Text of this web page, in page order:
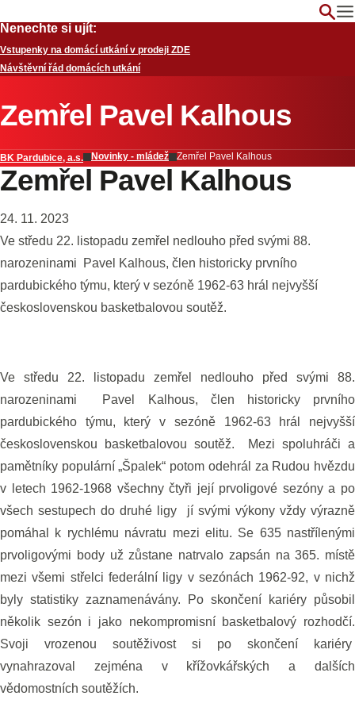
Nenechte si ujít:
Vstupenky na domácí utkání v prodeji ZDE
Návštěvní řád domácích utkání
Zemřel Pavel Kalhous
BK Pardubice, a.s. Novinky - mládež Zemřel Pavel Kalhous
Zemřel Pavel Kalhous
24. 11. 2023
Ve středu 22. listopadu zemřel nedlouho před svými 88.
narozeninami Pavel Kalhous, člen historicky prvního
pardubického týmu, který v sezóně 1962-63 hrál nejvyšší
československou basketbalovou soutěž.
Ve středu 22. listopadu zemřel nedlouho před svými 88.
narozeninami Pavel Kalhous, člen historicky prvního
pardubického týmu, který v sezóně 1962-63 hrál nejvyšší
československou basketbalovou soutěž. Mezi spoluhráči a
pamětníky populární „Špalek“ potom odehrál za Rudou hvězdu
v letech 1962-1968 všechny čtyři její prvoligové sezóny a po
všech sestupech do druhé ligy jí svými výkony vždy výrazně
pomáhal k rychlému návratu mezi elitu. Se 635 nastřílenými
prvoligovými body už zůstane natrvalo zapsán na 365. místě
mezi všemi střelci federální ligy v sezónách 1962-92, v nichž
byly statistiky zaznamenávány. Po skončení kariéry působil
několik sezón i jako nekompromisní basketbalový rozhodčí.
Svoji vrozenou soutěživost si po skončení kariéry
vynahrazoval zejména v křížovkářských a dalších
vědomostních soutěžích.